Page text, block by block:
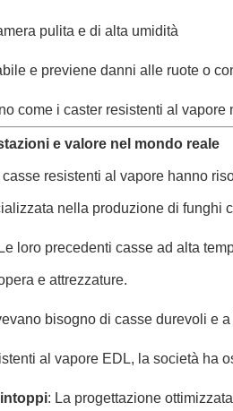
pulita e di alta umidità
e previene danni alle ruote o
come i caster resistenti al vapore
e valore nel mondo reale
resistenti al vapore hanno
nella produzione di funghi
loro precedenti casse ad alta
e attrezzature.
bisogno di casse durevoli e
al vapore EDL, la società ha
: La progettazione